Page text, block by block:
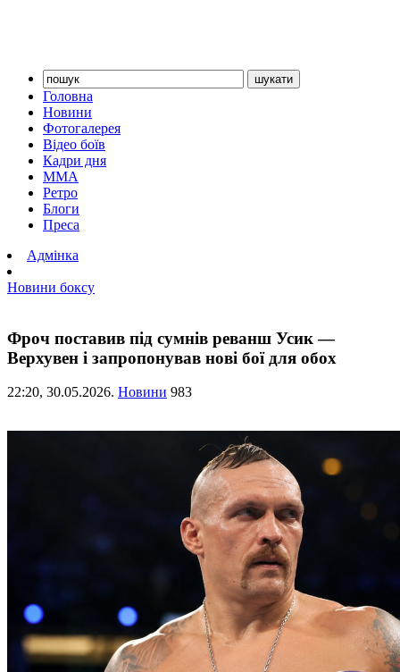
Головна
Новини
Фотогалерея
Відео боїв
Кадри дня
ММА
Ретро
Блоги
Преса
Адмінка
Новини боксу
Фроч поставив під сумнів реванш Усик —
Верхувен і запропонував нові бої для обох
22:20, 30.05.2026. Новини 983